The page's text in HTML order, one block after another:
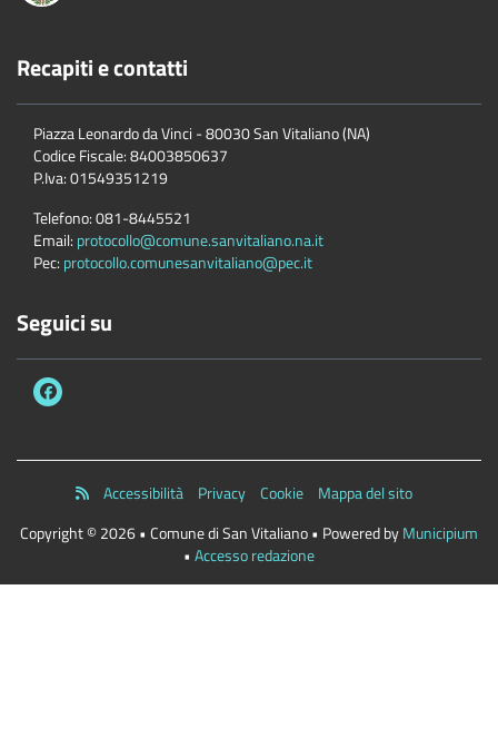
Recapiti e contatti
Piazza Leonardo da Vinci - 80030 San Vitaliano (NA)
Codice Fiscale:84003850637
P.Iva:01549351219
Telefono:081-8445521
Email: protocollo@comune.sanvitaliano.na.it
Pec: protocollo.comunesanvitaliano@pec.it
Seguici su
Accessibilità Privacy Cookie
Mappa del sito
Copyright © 2026 • Comune di San Vitaliano • Powered byMunicipium
• Accesso redazione